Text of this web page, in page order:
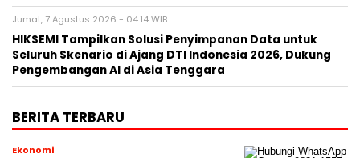
Jumat, 7 Agustus 2026 - 04:14 WIB
HIKSEMI Tampilkan Solusi Penyimpanan Data untuk
Seluruh Skenario di Ajang DTI Indonesia 2026, Dukung
Pengembangan AI di Asia Tenggara
BERITA TERBARU
Ekonomi